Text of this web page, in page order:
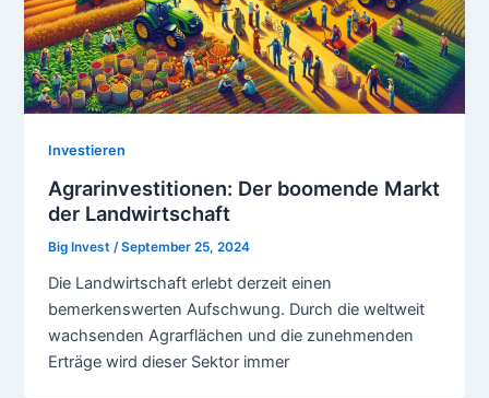
Investieren
Agrarinvestitionen: Der boomende Markt
der Landwirtschaft
Big Invest/September 25, 2024
Die Landwirtschaft erlebt derzeit einen
bemerkenswerten Aufschwung. Durch die weltweit
wachsenden Agrarflächen und die zunehmenden
Erträge wird dieser Sektor immer